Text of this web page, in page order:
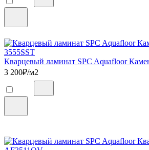
Кварцевый ламинат SPC Aquafloor
3 200₽/м2